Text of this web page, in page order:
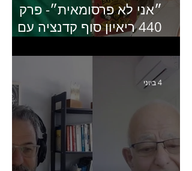
״אני לא פרסומאית״- פרק
440 ריאיון סוף קדנציה עם
מנכ״לית באומן בר ריבנאי
4 ביוני